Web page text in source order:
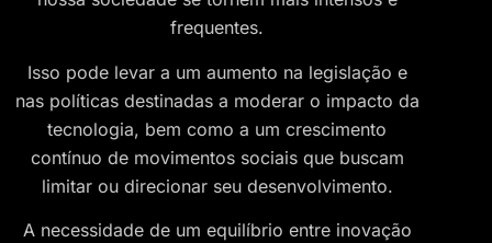
frequentes.
Isso pode levar a um aumento na legislação e
nas políticas destinadas a moderar o impacto da
tecnologia, bem como a um crescimento
contínuo de movimentos sociais que buscam
limitar ou direcionar seu desenvolvimento.
A necessidade de um equilíbrio entre inovação